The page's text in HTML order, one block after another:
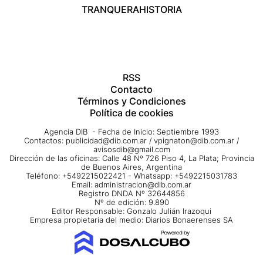
TRANQUERAHISTORIA
RSS
Contacto
Términos y Condiciones
Política de cookies
Agencia DIB - Fecha de Inicio: Septiembre 1993
Contactos: publicidad@dib.com.ar / vpignaton@dib.com.ar /
avisosdib@gmail.com
Dirección de las oficinas: Calle 48 Nº 726 Piso 4, La Plata; Provincia
de Buenos Aires, Argentina
Teléfono: +5492215022421 - Whatsapp: +5492215031783
Email: administracion@dib.com.ar
Registro DNDA Nº 32644856
Nº de edición: 9.890
Editor Responsable: Gonzalo Julián Irazoqui
Empresa propietaria del medio: Diarios Bonaerenses SA